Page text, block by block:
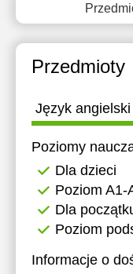
Przedmioty
Język angielski
Poziomy
Dla dzieci
Poziom A1-
Dla
Poziom
Informacje o